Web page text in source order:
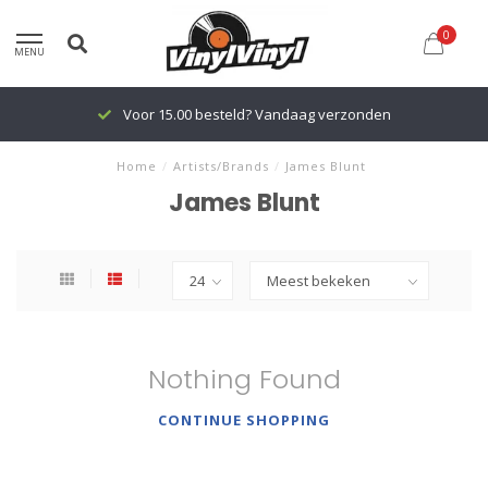
MENU
0
Voor 15.00 besteld? Vandaag verzonden
Home / Artists/Brands / James Blunt
James Blunt
Nothing Found
CONTINUE SHOPPING